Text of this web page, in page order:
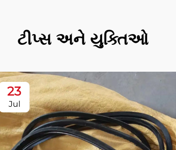
ટીપ્સ અને યુક્તિઓ
23
Jul